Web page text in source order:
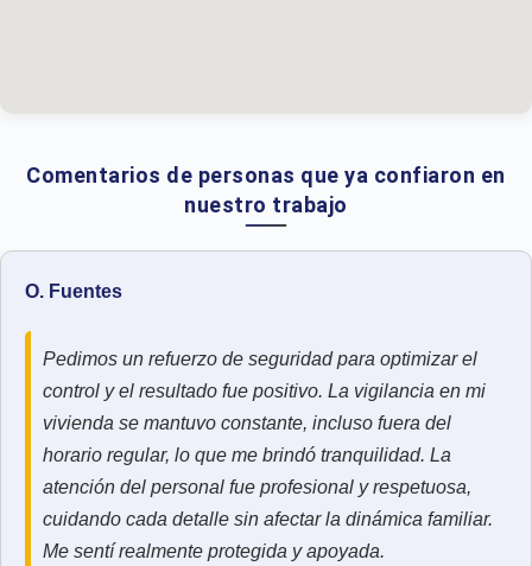
Comentarios de personas que ya confiaron en
nuestro trabajo
O. Fuentes
Pedimos un refuerzo de seguridad para optimizar el
control y el resultado fue positivo. La vigilancia en mi
vivienda se mantuvo constante, incluso fuera del
horario regular, lo que me brindó tranquilidad. La
atención del personal fue profesional y respetuosa,
cuidando cada detalle sin afectar la dinámica familiar.
Me sentí realmente protegida y apoyada.